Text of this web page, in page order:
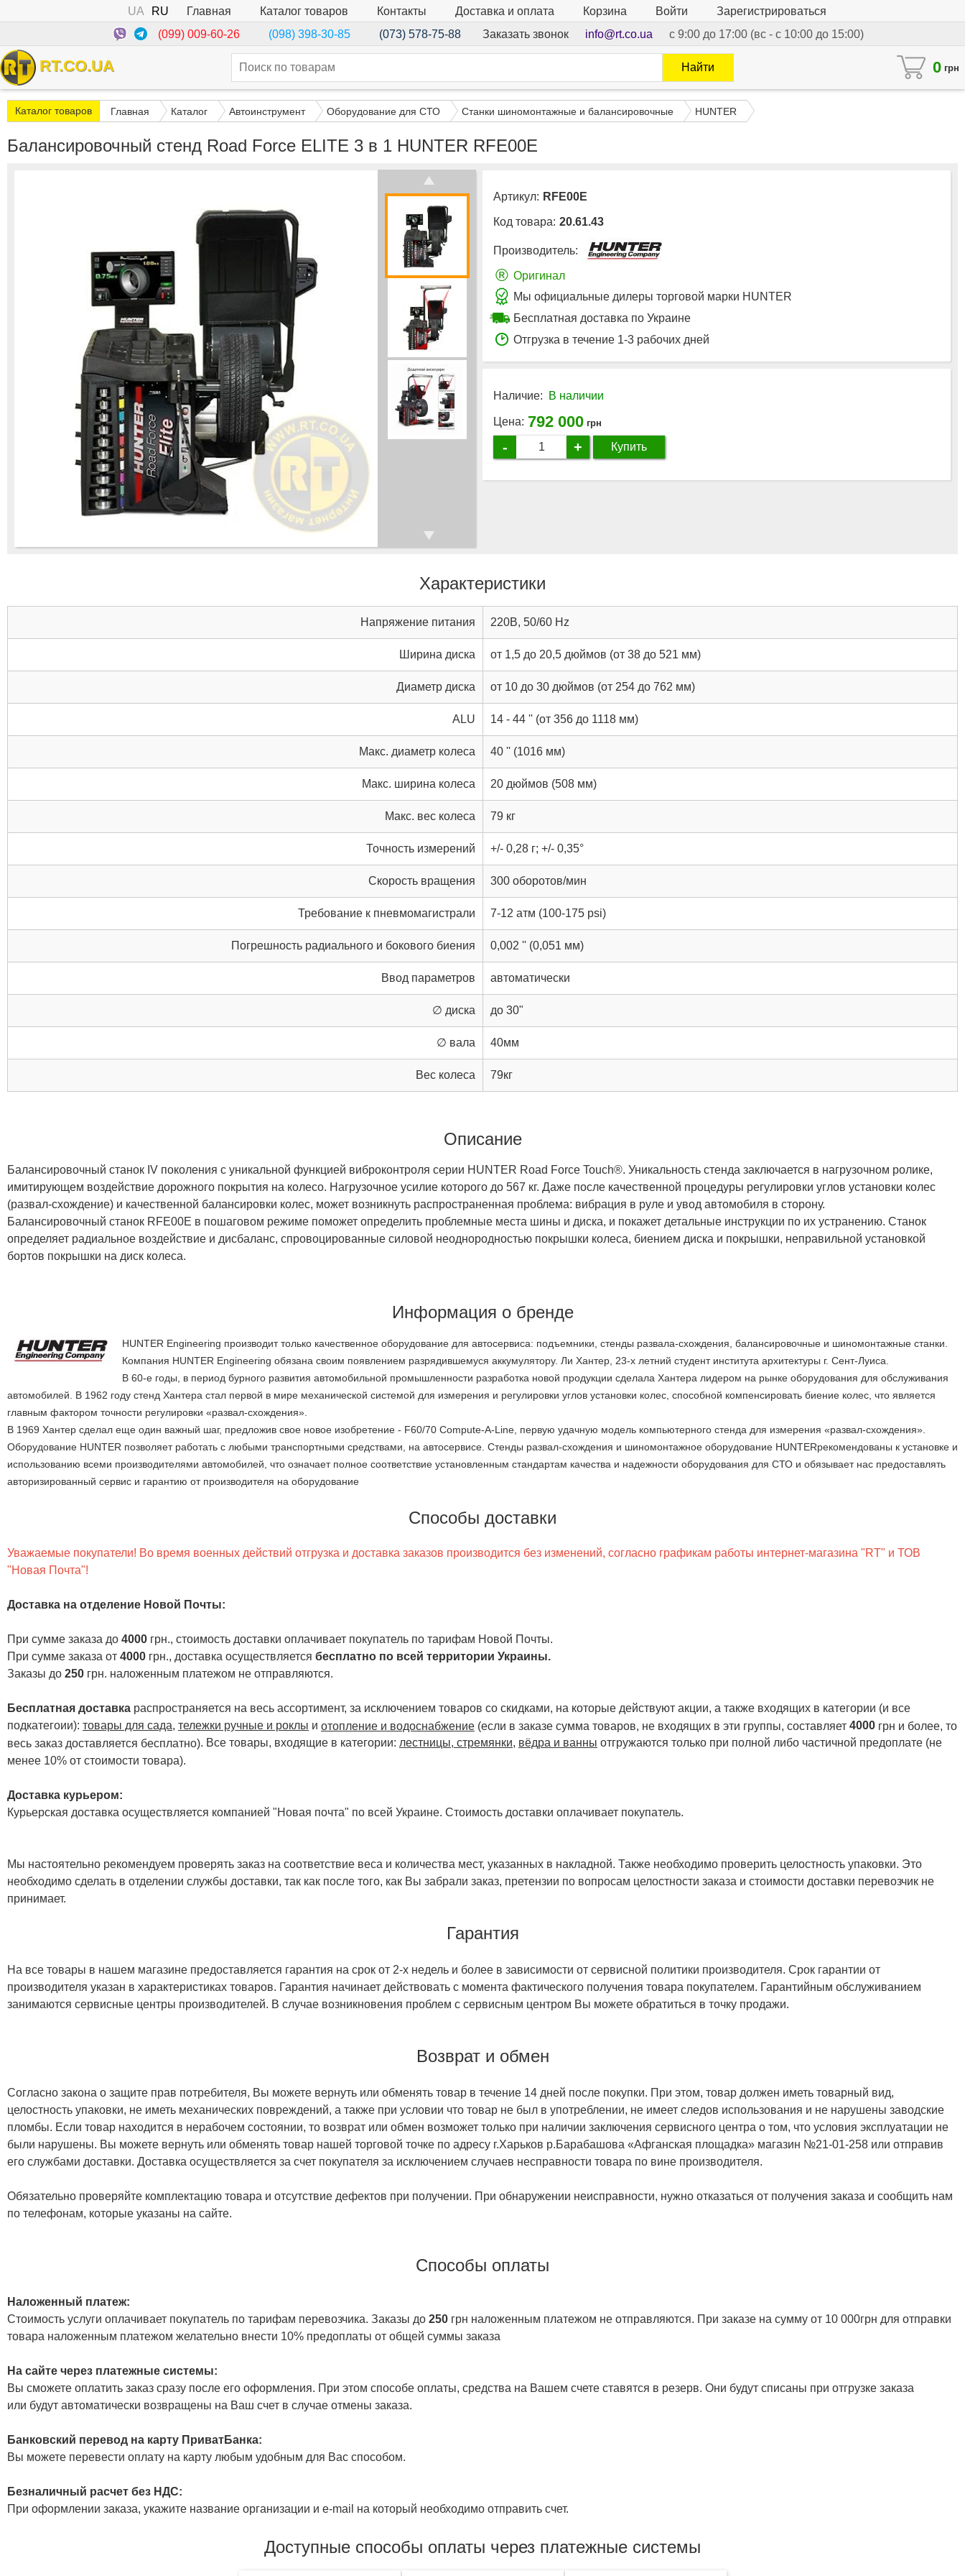
UA RU Главная Каталог товаров Контакты Доставка и оплата Корзина Войти
Зарегистрироваться
(099) 009-60-26
(098) 398-30-85 (073) 578-75-88 Заказать звонок info@rt.co.ua с 9:00 до 17:00 (вс - с 10:00 до 15:00)
RT.CO.UA 0 грн
Найти
Каталог товаров Главная Каталог Автоинструмент Оборудование для СТО Станки шиномонтажные и балансировочные HUNTER
Балансировочный стенд Road Force ELITE 3 в 1 HUNTER RFE00E
Артикул: RFE00E
Код товара: 20.61.43
Производитель:
® Оригинал
Мы официальные дилеры торговой марки HUNTER
Бесплатная доставка по Украине
Отгрузка в течение 1-3 рабочих дней
Наличие: В наличии
Цена: 792 000 грн
- + Купить
Характеристики
Напряжение питания 220В, 50/60 Hz
Ширина диска от 1,5 до 20,5 дюймов (от 38 до 521 мм)
Диаметр диска от 10 до 30 дюймов (от 254 до 762 мм)
ALU 14 - 44 '' (от 356 до 1118 мм)
Макс. диаметр колеса 40 '' (1016 мм)
Макс. ширина колеса 20 дюймов (508 мм)
Макс. вес колеса 79 кг
Точность измерений +/- 0,28 г; +/- 0,35°
Скорость вращения 300 оборотов/мин
Требование к пневмомагистрали 7-12 атм (100-175 psi)
Погрешность радиального и бокового биения 0,002 '' (0,051 мм)
Ввод параметров автоматически
∅ диска до 30"
∅ вала 40мм
Вес колеса 79кг
Описание
Балансировочный станок ІV поколения с уникальной функцией виброконтроля серии HUNTER Road Force Touch®. Уникальность стенда заключается в нагрузочном ролике,
имитирующем воздействие дорожного покрытия на колесо. Нагрузочное усилие которого до 567 кг. Даже после качественной процедуры регулировки углов установки колес
(развал-схождение) и качественной балансировки колес, может возникнуть распространенная проблема: вибрация в руле и увод автомобиля в сторону.
Балансировочный станок RFE00E в пошаговом режиме поможет определить проблемные места шины и диска, и покажет детальные инструкции по их устранению. Станок
определяет радиальное воздействие и дисбаланс, спровоцированные силовой неоднородностью покрышки колеса, биением диска и покрышки, неправильной установкой
бортов покрышки на диск колеса.
Информация о бренде
HUNTER Engineering производит только качественное оборудование для автосервиса: подъемники, стенды развала-схождения, балансировочные и шиномонтажные станки.
Компания HUNTER Engineering обязана своим появлением разрядившемуся аккумулятору. Ли Хантер, 23-х летний студент института архитектуры г. Сент-Луиса.
В 60-е годы, в период бурного развития автомобильной промышленности разработка новой продукции сделала Хантера лидером на рынке оборудования для обслуживания
автомобилей. В 1962 году стенд Хантера стал первой в мире механической системой для измерения и регулировки углов установки колес, способной компенсировать биение колес, что является
главным фактором точности регулировки «развал-схождения».
В 1969 Хантер сделал еще один важный шаг, предложив свое новое изобретение - F60/70 Compute-A-Line, первую удачную модель компьютерного стенда для измерения «развал-схождения».
Оборудование HUNTER позволяет работать с любыми транспортными средствами, на автосервисе. Стенды развал-схождения и шиномонтажное оборудование HUNTERрекомендованы к установке и
использованию всеми производителями автомобилей, что означает полное соответствие установленным стандартам качества и надежности оборудования для СТО и обязывает нас предоставлять
авторизированный сервис и гарантию от производителя на оборудование
Способы доставки
Уважаемые покупатели! Во время военных действий отгрузка и доставка заказов производится без изменений, согласно графикам работы интернет-магазина "RT" и ТОВ
"Новая Почта"!
Доставка на отделение Новой Почты:
При сумме заказа до 4000 грн., стоимость доставки оплачивает покупатель по тарифам Новой Почты.
При сумме заказа от 4000 грн., доставка осуществляется бесплатно по всей территории Украины.
Заказы до 250 грн. наложенным платежом не отправляются.
Бесплатная доставка распространяется на весь ассортимент, за исключением товаров со скидками, на которые действуют акции, а также входящих в категории (и все
подкатегоии): товары для сада, тележки ручные и роклы и отопление и водоснабжение (если в заказе сумма товаров, не входящих в эти группы, составляет 4000 грн и более, то
весь заказ доставляется бесплатно). Все товары, входящие в категории: лестницы, стремянки, вёдра и ванны отгружаются только при полной либо частичной предоплате (не
менее 10% от стоимости товара).
Доставка курьером:
Курьерская доставка осуществляется компанией "Новая почта" по всей Украине. Стоимость доставки оплачивает покупатель.
Мы настоятельно рекомендуем проверять заказ на соответствие веса и количества мест, указанных в накладной. Также необходимо проверить целостность упаковки. Это
необходимо сделать в отделении службы доставки, так как после того, как Вы забрали заказ, претензии по вопросам целостности заказа и стоимости доставки перевозчик не
принимает.
Гарантия
На все товары в нашем магазине предоставляется гарантия на срок от 2-х недель и более в зависимости от сервисной политики производителя. Срок гарантии от
производителя указан в характеристиках товаров. Гарантия начинает действовать с момента фактического получения товара покупателем. Гарантийным обслуживанием
занимаются сервисные центры производителей. В случае возникновения проблем с сервисным центром Вы можете обратиться в точку продажи.
Возврат и обмен
Согласно закона о защите прав потребителя, Вы можете вернуть или обменять товар в течение 14 дней после покупки. При этом, товар должен иметь товарный вид,
целостность упаковки, не иметь механических повреждений, а также при условии что товар не был в употреблении, не имеет следов использования и не нарушены заводские
пломбы. Если товар находится в нерабочем состоянии, то возврат или обмен возможет только при наличии заключения сервисного центра о том, что условия эксплуатации не
были нарушены. Вы можете вернуть или обменять товар нашей торговой точке по адресу г.Харьков р.Барабашова «Афганская площадка» магазин №21-01-258 или отправив
его службами доставки. Доставка осуществляется за счет покупателя за исключением случаев несправности товара по вине производителя.
Обязательно проверяйте комплектацию товара и отсутствие дефектов при получении. При обнаружении неисправности, нужно отказаться от получения заказа и сообщить нам
по телефонам, которые указаны на сайте.
Способы оплаты
Наложенный платеж:
Стоимость услуги оплачивает покупатель по тарифам перевозчика. Заказы до 250 грн наложенным платежом не отправляются. При заказе на сумму от 10 000грн для отправки
товара наложенным платежом желательно внести 10% предоплаты от общей суммы заказа
На сайте через платежные системы:
Вы сможете оплатить заказ сразу после его оформления. При этом способе оплаты, средства на Вашем счете ставятся в резерв. Они будут списаны при отгрузке заказа
или будут автоматически возвращены на Ваш счет в случае отмены заказа.
Банковский перевод на карту ПриватБанка:
Вы можете перевести оплату на карту любым удобным для Вас способом.
Безналичный расчет без НДС:
При оформлении заказа, укажите название организации и e-mail на который необходимо отправить счет.
Доступные способы оплаты через платежные системы